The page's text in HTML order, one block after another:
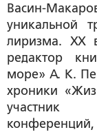
Васин-
уникальной
лиризма. ХХ
редактор
море» А. К.
хроники
участник